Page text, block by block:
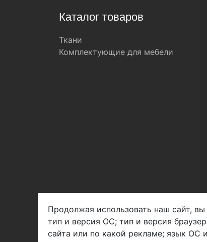
Каталог товаров
Ткани
Комплектующие для мебели
Арбен текстиль г. Щелково, пер.
Продолжая использовать наш сайт,
тип и версия ОС; тип и версия
сайта или по какой рекламе; язык ОС